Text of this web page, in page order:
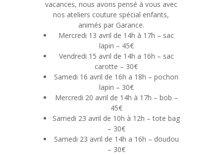
vacances, nous avons pensé à vous avec
nos ateliers couture spécial enfants,
animés par Garance.
Mercredi 13 avril de 14h à 17h – sac
lapin – 45€
Vendredi 15 avril de 14h a 16h – sac
carotte – 30€
Samedi 16 avril de 16h a 18h – pochon
lapin – 30€
Mercredi 20 avril de 14h à 17h – bob –
45€
Samedi 23 avril de 10h à 12h – tote bag
– 30€
Samedi 23 avril de 14h a 16h – doudou
– 30€